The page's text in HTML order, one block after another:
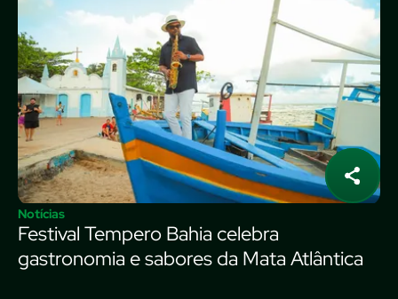
Notícias
Festival Tempero Bahia celebra
gastronomia e sabores da Mata Atlântica